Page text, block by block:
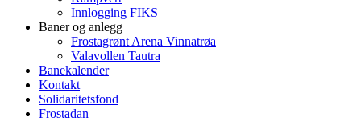
Innlogging FIKS
Baner og anlegg
Frostagrønt Arena Vinnatrøa
Valavollen Tautra
Banekalender
Kontakt
Solidaritetsfond
Frostadan